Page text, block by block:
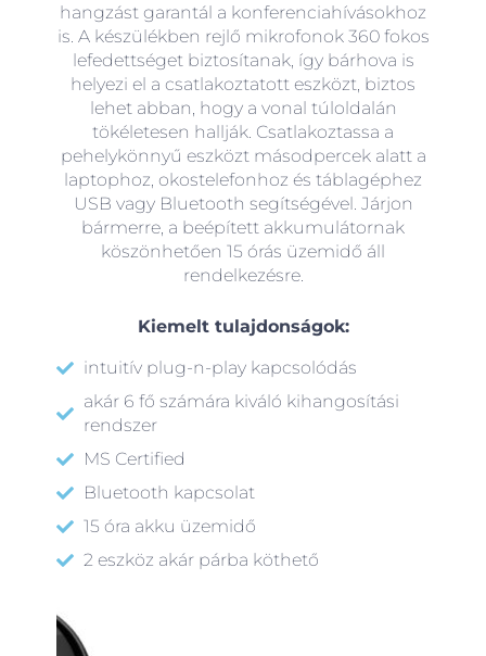
hangzást garantál a konferenciahívásokhoz
is. A készülékben rejlő mikrofonok 360 fokos
lefedettséget biztosítanak, így bárhova is
helyezi el a csatlakoztatott eszközt, biztos
lehet abban, hogy a vonal túloldalán
tökéletesen hallják. Csatlakoztassa a
pehelykönnyű eszközt másodpercek alatt a
laptophoz, okostelefonhoz és táblagéphez
USB vagy Bluetooth segítségével. Járjon
bármerre, a beépített akkumulátornak
köszönhetően 15 órás üzemidő áll
rendelkezésre.
Kiemelt tulajdonságok:
intuitív plug-n-play kapcsolódás
akár 6 fő számára kiváló kihangosítási
rendszer
MS Certified
Bluetooth kapcsolat
15 óra akku üzemidő
2 eszköz akár párba köthető